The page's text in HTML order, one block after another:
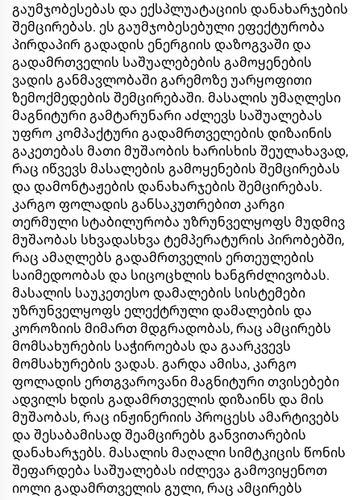
გაუმჯობესებას და ექსპლუატაციის დანახარჯების
შემცირებას. ეს გაუმჯობესებული ეფექტურობა
პირდაპირ გადადის ენერგიის დაზოგვაში და
გადამრთველის საშუალებების გამოყენების
ვადის განმავლობაში გარემოზე უარყოფითი
ზემოქმედების შემცირებაში. მასალის უმაღლესი
მაგნიტური გამტარუნარი აძლევს საშუალებას
უფრო კომპაქტური გადამრთველების დიზაინის
გაკეთებას მათი მუშაობის ხარისხის შეულახავად,
რაც იწვევს მასალების გამოყენების შემცირებას
და დამონტაჟების დანახარჯების შემცირებას.
კარგო ფოლადის განსაკუთრებით კარგი
თერმული სტაბილურობა უზრუნველყოფს მუდმივ
მუშაობას სხვადასხვა ტემპერატურის პირობებში,
რაც ამაღლებს გადამრთველის ერთეულების
საიმედოობას და სიცოცხლის ხანგრძლივობას.
მასალის საუკეთესო დამალების სისტემები
უზრუნველყოფს ელექტრული დამალების და
კოროზიის მიმართ მდგრადობას, რაც ამცირებს
მომსახურების საჭიროებას და გაარკვევს
მომსახურების ვადას. გარდა ამისა, კარგო
ფოლადის ერთგვაროვანი მაგნიტური თვისებები
ადვილს ხდის გადამრთველის დიზაინს და მის
მუშაობას, რაც ინჟინერიის პროცესს ამარტივებს
და შესაბამისად შეამცირებს განვითარების
დანახარჯებს. მასალის მაღალი სიმტკიცის წონის
შეფარდება საშუალებას იძლევა გამოვიყენოთ
იოლი გადამრთველის გული, რაც ამცირებს